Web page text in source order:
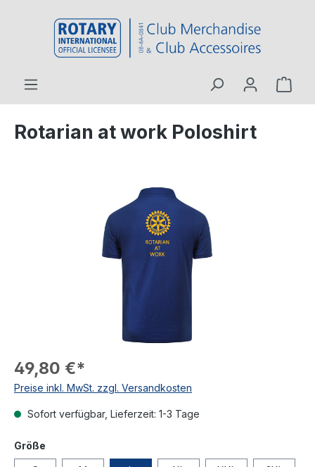
Rotarian at work Poloshirt
49,80 €*
Preise inkl. MwSt. zzgl. Versandkosten
Sofort verfügbar, Lieferzeit: 1-3 Tage
Größe